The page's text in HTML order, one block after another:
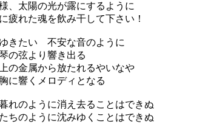
、太陽の光が露にするように
疲れた魂を飲み干して下さい！
きたい 不安な音のように
の弦より響き出る
の金属から放たれるやいなや
に響くメロディとなる
れのように消え去ることはできぬ
ちのように沈みゆくことはできぬ